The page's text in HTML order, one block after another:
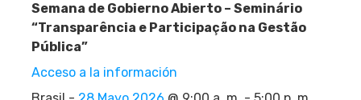
Semana de Gobierno Abierto – Seminário
“Transparência e Participação na Gestão
Pública”
Acceso a la información